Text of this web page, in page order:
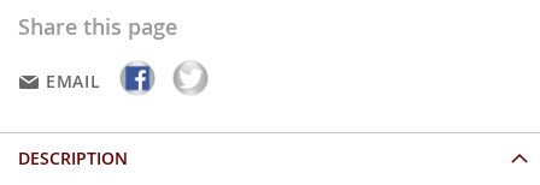
Share this page
EMAIL
DESCRIPTION